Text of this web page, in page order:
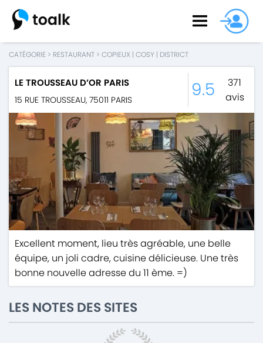
CATÉGORIE > RESTAURANT > COPIEUX | COSY | DISTRICT
LE TROUSSEAU D’OR PARIS
15 RUE TROUSSEAU, 75011 PARIS 9.5
371
avis
Excellent moment, lieu très agréable, une belle
équipe, un joli cadre, cuisine délicieuse. Une très
bonne nouvelle adresse du 11 ème. =)
LES NOTES DES SITES